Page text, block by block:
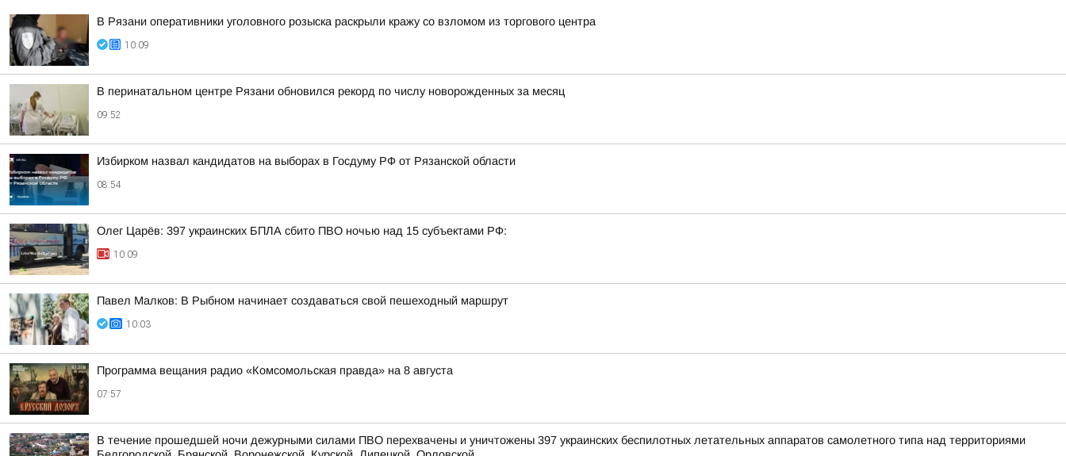
В Рязани оперативники уголовного розыска раскрыли кражу со взломом из торгового центра
10:09
В перинатальном центре Рязани обновился рекорд по числу новорожденных за месяц
09:52
Избирком назвал кандидатов на выборах в Госдуму РФ от Рязанской области
08:54
Олег Царёв: 397 украинских БПЛА сбито ПВО ночью над 15 субъектами РФ:
10:09
Павел Малков: В Рыбном начинает создаваться свой пешеходный маршрут
10:03
Программа вещания радио «Комсомольская правда» на 8 августа
07:57
В течение прошедшей ночи дежурными силами ПВО перехвачены и уничтожены 397 украинских беспилотных летательных аппаратов самолетного типа над территориями